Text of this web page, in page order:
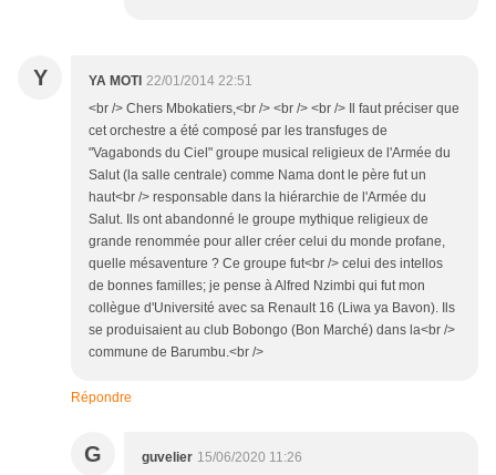
Y YA MOTI 22/01/2014 22:51
<br /> Chers Mbokatiers,<br /> <br /> <br /> Il faut préciser que
cet orchestre a été composé par les transfuges de
"Vagabonds du Ciel" groupe musical religieux de l'Armée du
Salut (la salle centrale) comme Nama dont le père fut un
haut<br /> responsable dans la hiérarchie de l'Armée du
Salut. Ils ont abandonné le groupe mythique religieux de
grande renommée pour aller créer celui du monde profane,
quelle mésaventure ? Ce groupe fut<br /> celui des intellos
de bonnes familles; je pense à Alfred Nzimbi qui fut mon
collègue d'Université avec sa Renault 16 (Liwa ya Bavon). Ils
se produisaient au club Bobongo (Bon Marché) dans la<br />
commune de Barumbu.<br />
Répondre
G guvelier 15/06/2020 11:26